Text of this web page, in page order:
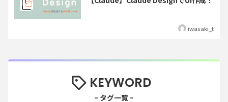
iwasaki_t
KEYWORD